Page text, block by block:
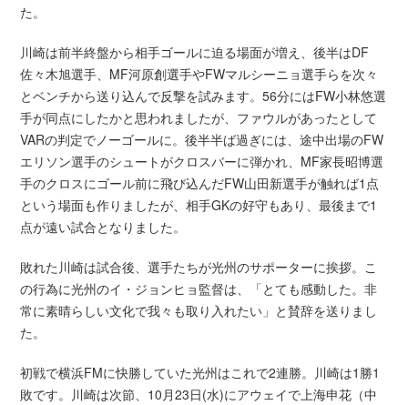
た。
川崎は前半終盤から相手ゴールに迫る場面が増え、後半はDF
佐々木旭選手、MF河原創選手やFWマルシーニョ選手らを次々
とベンチから送り込んで反撃を試みます。56分にはFW小林悠選
手が同点にしたかと思われましたが、ファウルがあったとして
VARの判定でノーゴールに。後半半ば過ぎには、途中出場のFW
エリソン選手のシュートがクロスバーに弾かれ、MF家長昭博選
手のクロスにゴール前に飛び込んだFW山田新選手が触れば1点
という場面も作りましたが、相手GKの好守もあり、最後まで1
点が遠い試合となりました。
敗れた川崎は試合後、選手たちが光州のサポーターに挨拶。こ
の行為に光州のイ・ジョンヒョ監督は、「とても感動した。非
常に素晴らしい文化で我々も取り入れたい」と賛辞を送りまし
た。
初戦で横浜FMに快勝していた光州はこれで2連勝。川崎は1勝1
敗です。川崎は次節、10月23日(水)にアウェイで上海申花（中